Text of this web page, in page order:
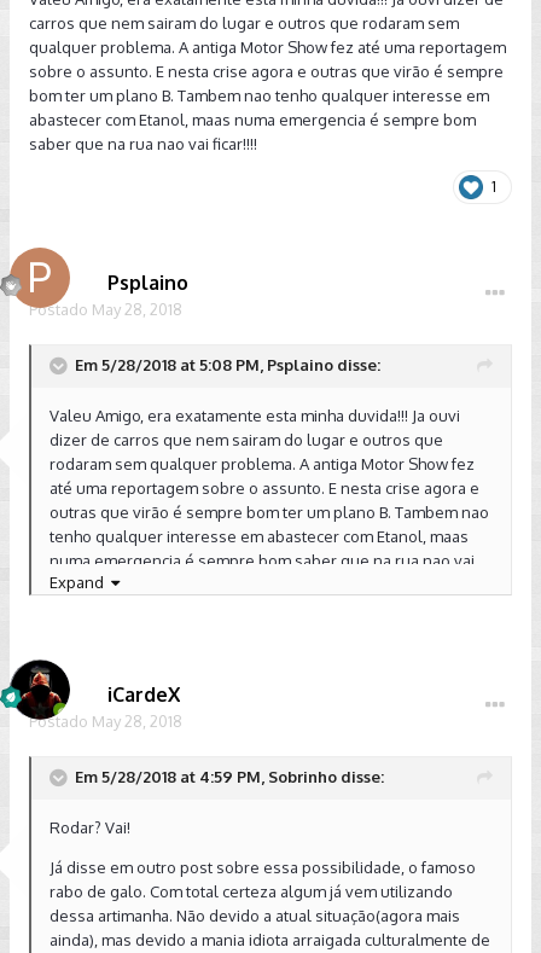
Naquele dia, foi tudo normal...
No outro dia de manhã o carro não pegava, daí que
descobriu que o carro não era Flex, pois ele desconfiou do
tinha tanquinho de Gasolina.
fazia 11 Km/l, parecia Flex.
carros que nem sairam do lugar e outros que rodaram sem
qualquer problema. A antiga Motor Show fez até uma reportagem
sobre o assunto. E nesta crise agora e outras que virão é sempre
bom ter um plano B. Tambem nao tenho qualquer interesse em
abastecer com Etanol, maas numa emergencia é sempre bom
saber que na rua nao vai ficar!!!!
1
Psplaino
Postado May 28, 2018
Em 5/28/2018 at 5:08 PM, Psplaino disse:
Valeu Amigo, era exatamente esta minha duvida!!! Ja ouvi
dizer de carros que nem sairam do lugar e outros que
rodaram sem qualquer problema. A antiga Motor Show fez
até uma reportagem sobre o assunto. E nesta crise agora e
outras que virão é sempre bom ter um plano B. Tambem nao
tenho qualquer interesse em abastecer com Etanol, maas
numa emergencia é sempre bom saber que na rua nao vai
ficar!!!!
Expand
iCardeX
Postado May 28, 2018
Em 5/28/2018 at 4:59 PM, Sobrinho disse:
Rodar? Vai!
Já disse em outro post sobre essa possibilidade, o famoso
rabo de galo. Com total certeza algum já vem utilizando
dessa artimanha. Não devido a atual situação(agora mais
ainda), mas devido a mania idiota arraigada culturalmente de